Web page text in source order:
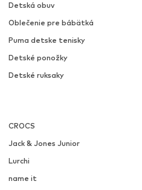
Detská obuv
Oblečenie pre bábätká
Puma detske tenisky
Detské ponožky
Detské ruksaky
CROCS
Jack & Jones Junior
Lurchi
name it